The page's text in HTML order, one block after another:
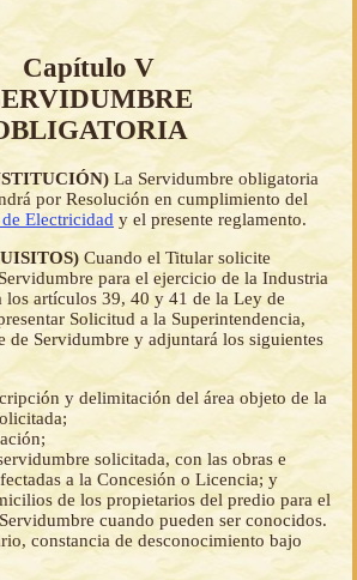
Capítulo V
La Servidumbre obligatoria
por Resolución en cumplimiento del
Electricidad y el presente reglamento.
Cuando el Titular solicite
para el ejercicio de la Industria
los artículos 39, 40 y 41 de la Ley de
Solicitud a la Superintendencia,
de Servidumbre y adjuntará los siguientes
y delimitación del área objeto de la
solicitada, con las obras e
a la Concesión o Licencia; y
de los propietarios del predio para el
cuando pueden ser conocidos.
constancia de desconocimiento bajo